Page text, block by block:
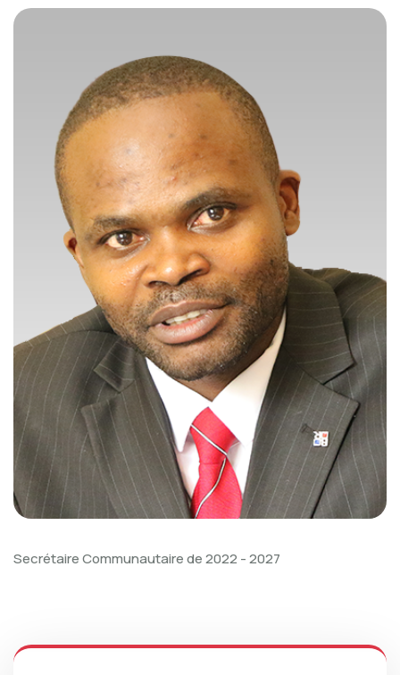
Secrétaire Communautaire de 2022 - 2027